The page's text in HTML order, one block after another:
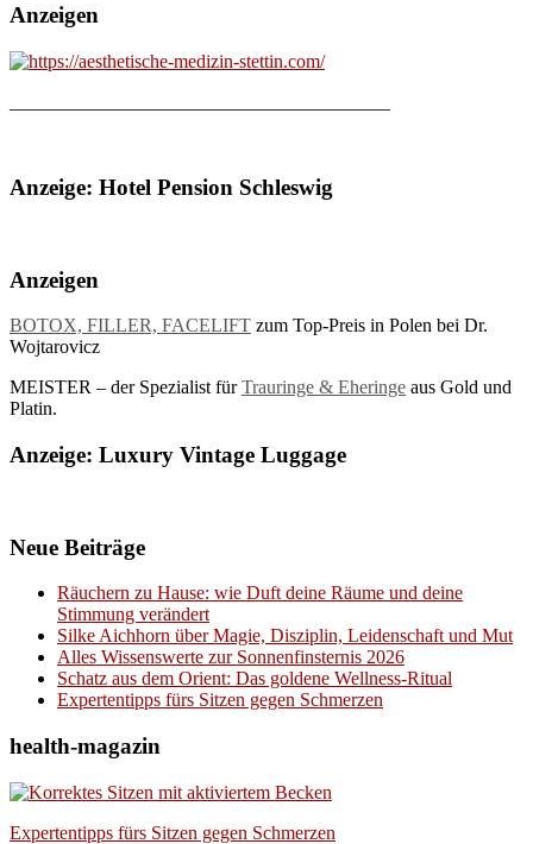
Anzeigen
Anzeige: Hotel Pension Schleswig
Anzeigen
BOTOX, FILLER, FACELIFT zum Top-Preis in Polen bei Dr.
Wojtarovicz
MEISTER – der Spezialist fürTrauringe & Eheringe aus Gold und
Platin.
Anzeige: Luxury Vintage Luggage
Neue Beiträge
Räuchern zu Hause: wie Duft deine Räume und deine
Stimmung verändert
Silke Aichhorn über Magie, Disziplin, Leidenschaft und Mut
Alles Wissenswerte zur Sonnenfinsternis 2026
Schatz aus dem Orient: Das goldene Wellness-Ritual
Expertentipps fürs Sitzen gegen Schmerzen
health-magazin
Expertentipps fürs Sitzen gegen Schmerzen